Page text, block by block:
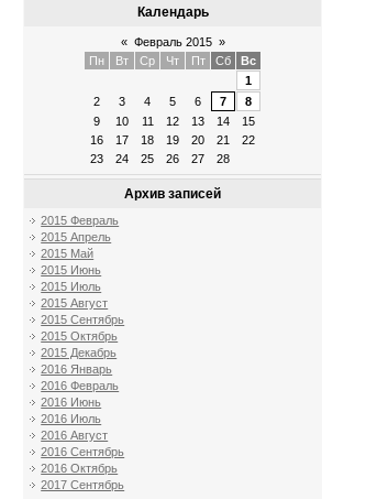
Календарь
« Февраль 2015 »
Пн
Вт Ср Чт Пт Сб
Вс
1
2
3 4 5 6 7
8
9
10 11 12 13 14
15
16
17 18 19 20 21
22
23
24 25 26 27 28
Архив записей
2015 Февраль
2015 Апрель
2015 Май
2015 Июнь
2015 Июль
2015 Август
2015 Сентябрь
2015 Октябрь
2015 Декабрь
2016 Январь
2016 Февраль
2016 Июнь
2016 Июль
2016 Август
2016 Сентябрь
2016 Октябрь
2017 Сентябрь